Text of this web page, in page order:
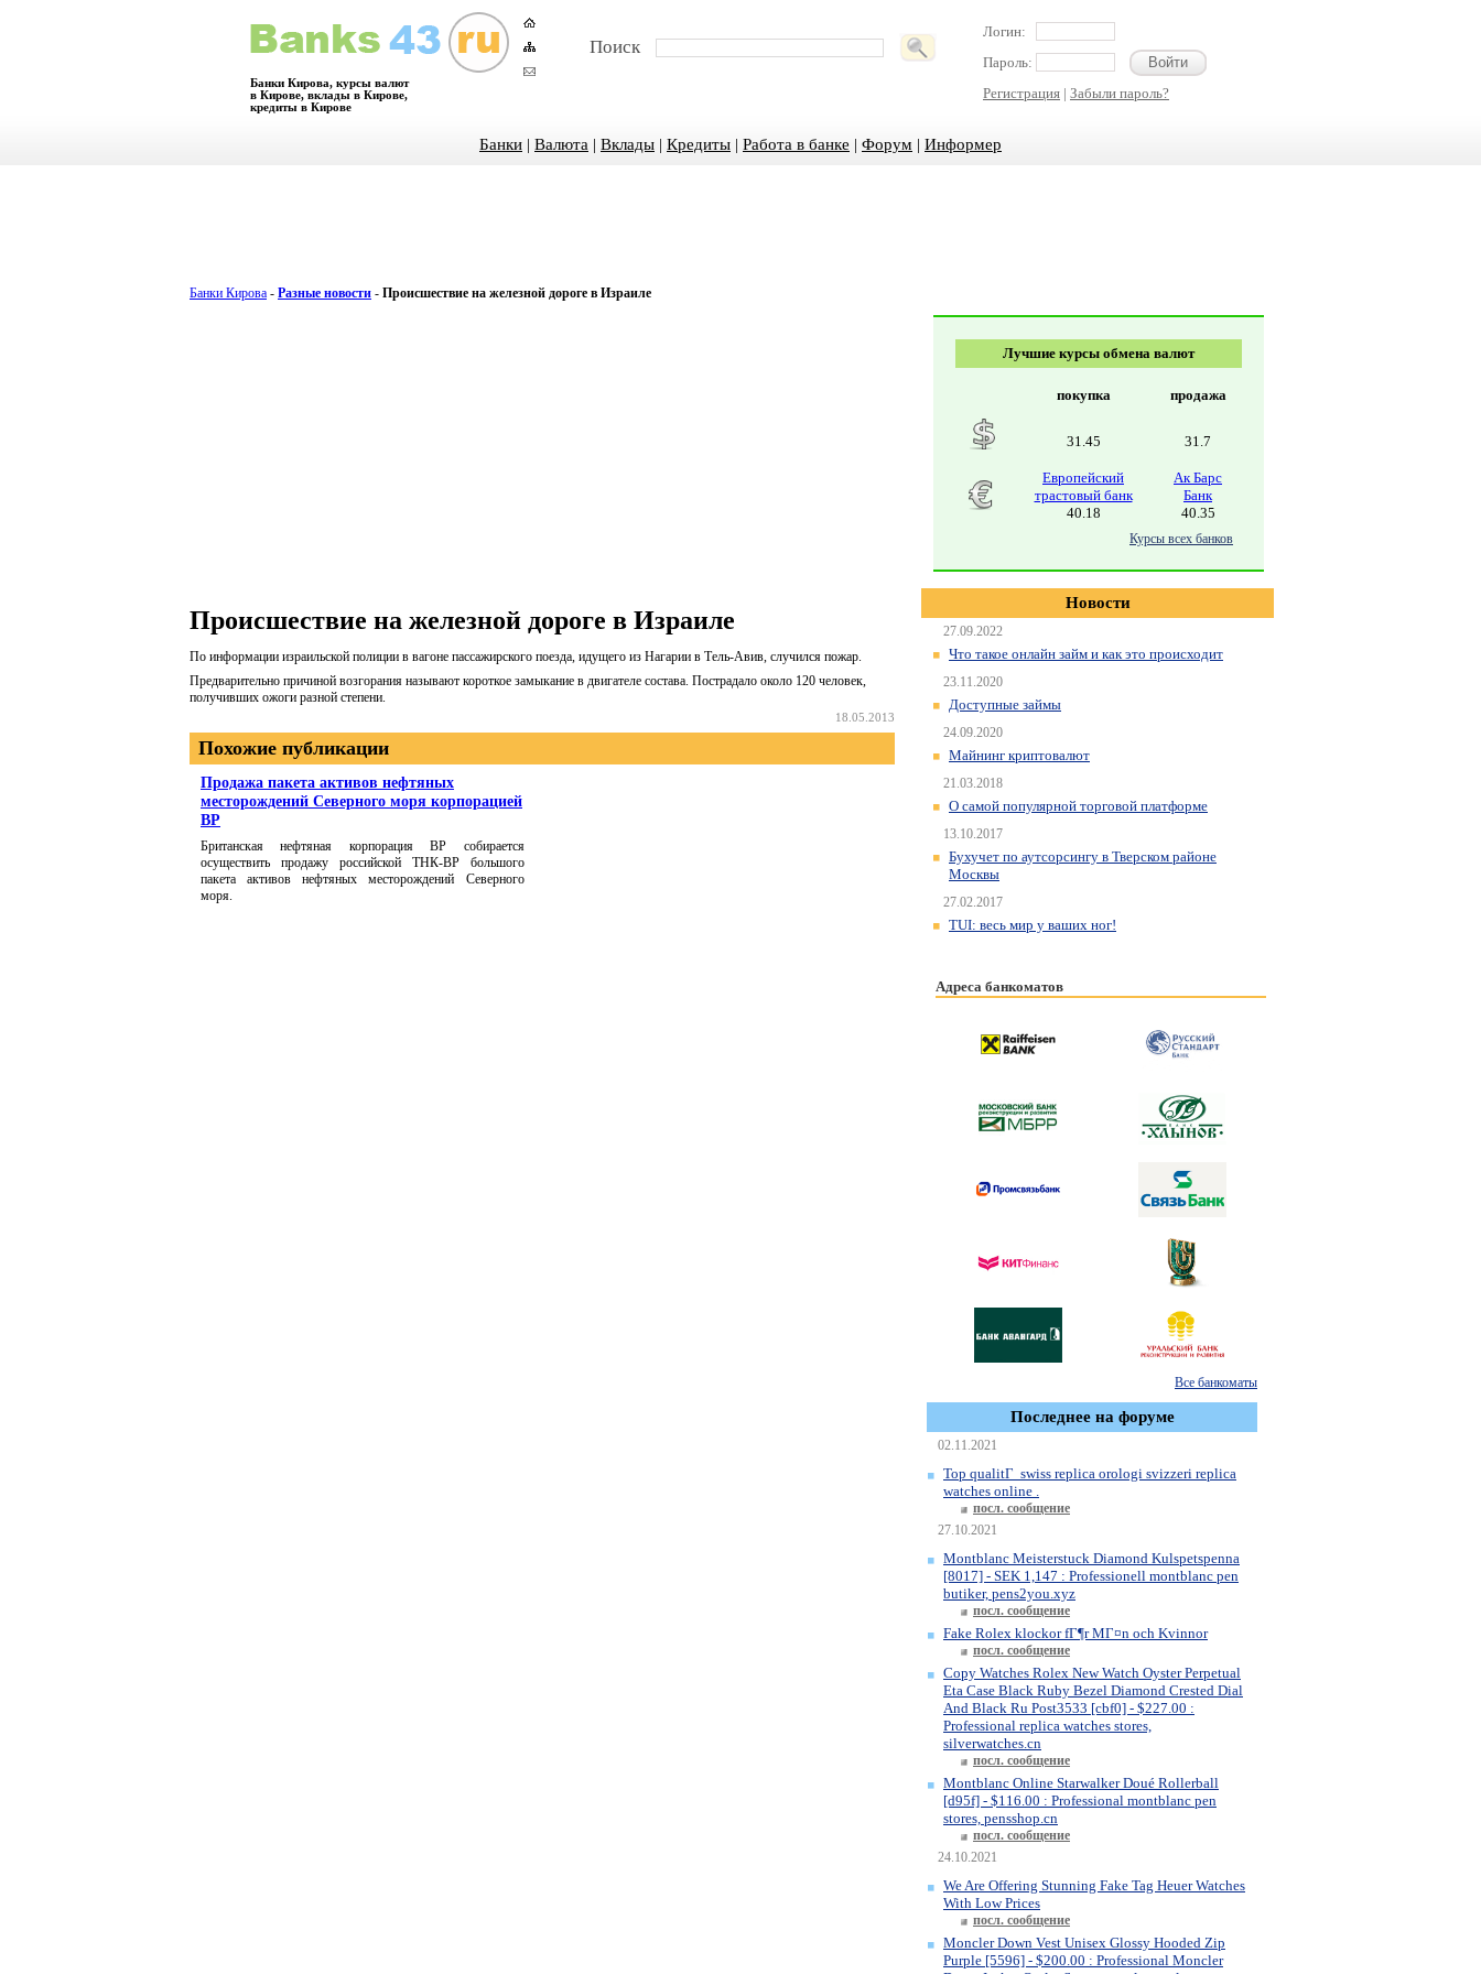
Банки Кирова, курсы валют
в Кирове, вклады в Кирове,
кредиты в Кирове
Поиск
Логин:
Пароль:
Регистрация | Забыли пароль?
Банки | Валюта | Вклады | Кредиты | Работа в банке | Форум | Информер
Банки Кирова - Разные новости - Происшествие на железной дороге в Израиле
Происшествие на железной дороге в Израиле
По информации израильской полиции в вагоне пассажирского поезда, идущего из Нагарии в Тель-Авив, случился пожар.
Предварительно причиной возгорания называют короткое замыкание в двигателе состава. Пострадало около 120 человек,
получивших ожоги разной степени.
18.05.2013
Похожие публикации
Продажа пакета активов нефтяных
месторождений Северного моря корпорацией
BP
Британская нефтяная корпорация ВР собирается
осуществить продажу российской ТНК-ВР большого
пакета активов нефтяных месторождений Северного
моря.
Лучшие курсы обмена валют
покупка продажа
31.45 31.7
Европейский
трастовый банк
40.18
Ак Барс
Банк
40.35
Курсы всех банков
Новости
27.09.2022
Что такое онлайн займ и как это происходит
23.11.2020
Доступные займы
24.09.2020
Майнинг криптовалют
21.03.2018
О самой популярной торговой платформе
13.10.2017
Бухучет по аутсорсингу в Тверском районе
Москвы
27.02.2017
TUI: весь мир у ваших ног!
Адреса банкоматов
Все банкоматы
Последнее на форуме
02.11.2021
Top qualitГ swiss replica orologi svizzeri replica
watches online .
посл. сообщение
27.10.2021
Montblanc Meisterstuck Diamond Kulspetspenna
[8017] - SEK 1,147 : Professionell montblanc pen
butiker, pens2you.xyz
посл. сообщение
Fake Rolex klockor fГ¶r MГ¤n och Kvinnor
посл. сообщение
Copy Watches Rolex New Watch Oyster Perpetual
Eta Case Black Ruby Bezel Diamond Crested Dial
And Black Ru Post3533 [cbf0] - $227.00 :
Professional replica watches stores,
silverwatches.cn
посл. сообщение
Montblanc Online Starwalker Doué Rollerball
[d95f] - $116.00 : Professional montblanc pen
stores, pensshop.cn
посл. сообщение
24.10.2021
We Are Offering Stunning Fake Tag Heuer Watches
With Low Prices
посл. сообщение
Moncler Down Vest Unisex Glossy Hooded Zip
Purple [5596] - $200.00 : Professional Moncler